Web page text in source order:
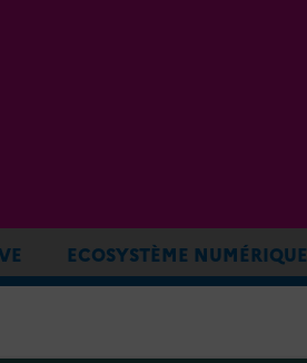
ECOSYSTÈME NUMÉRIQUE